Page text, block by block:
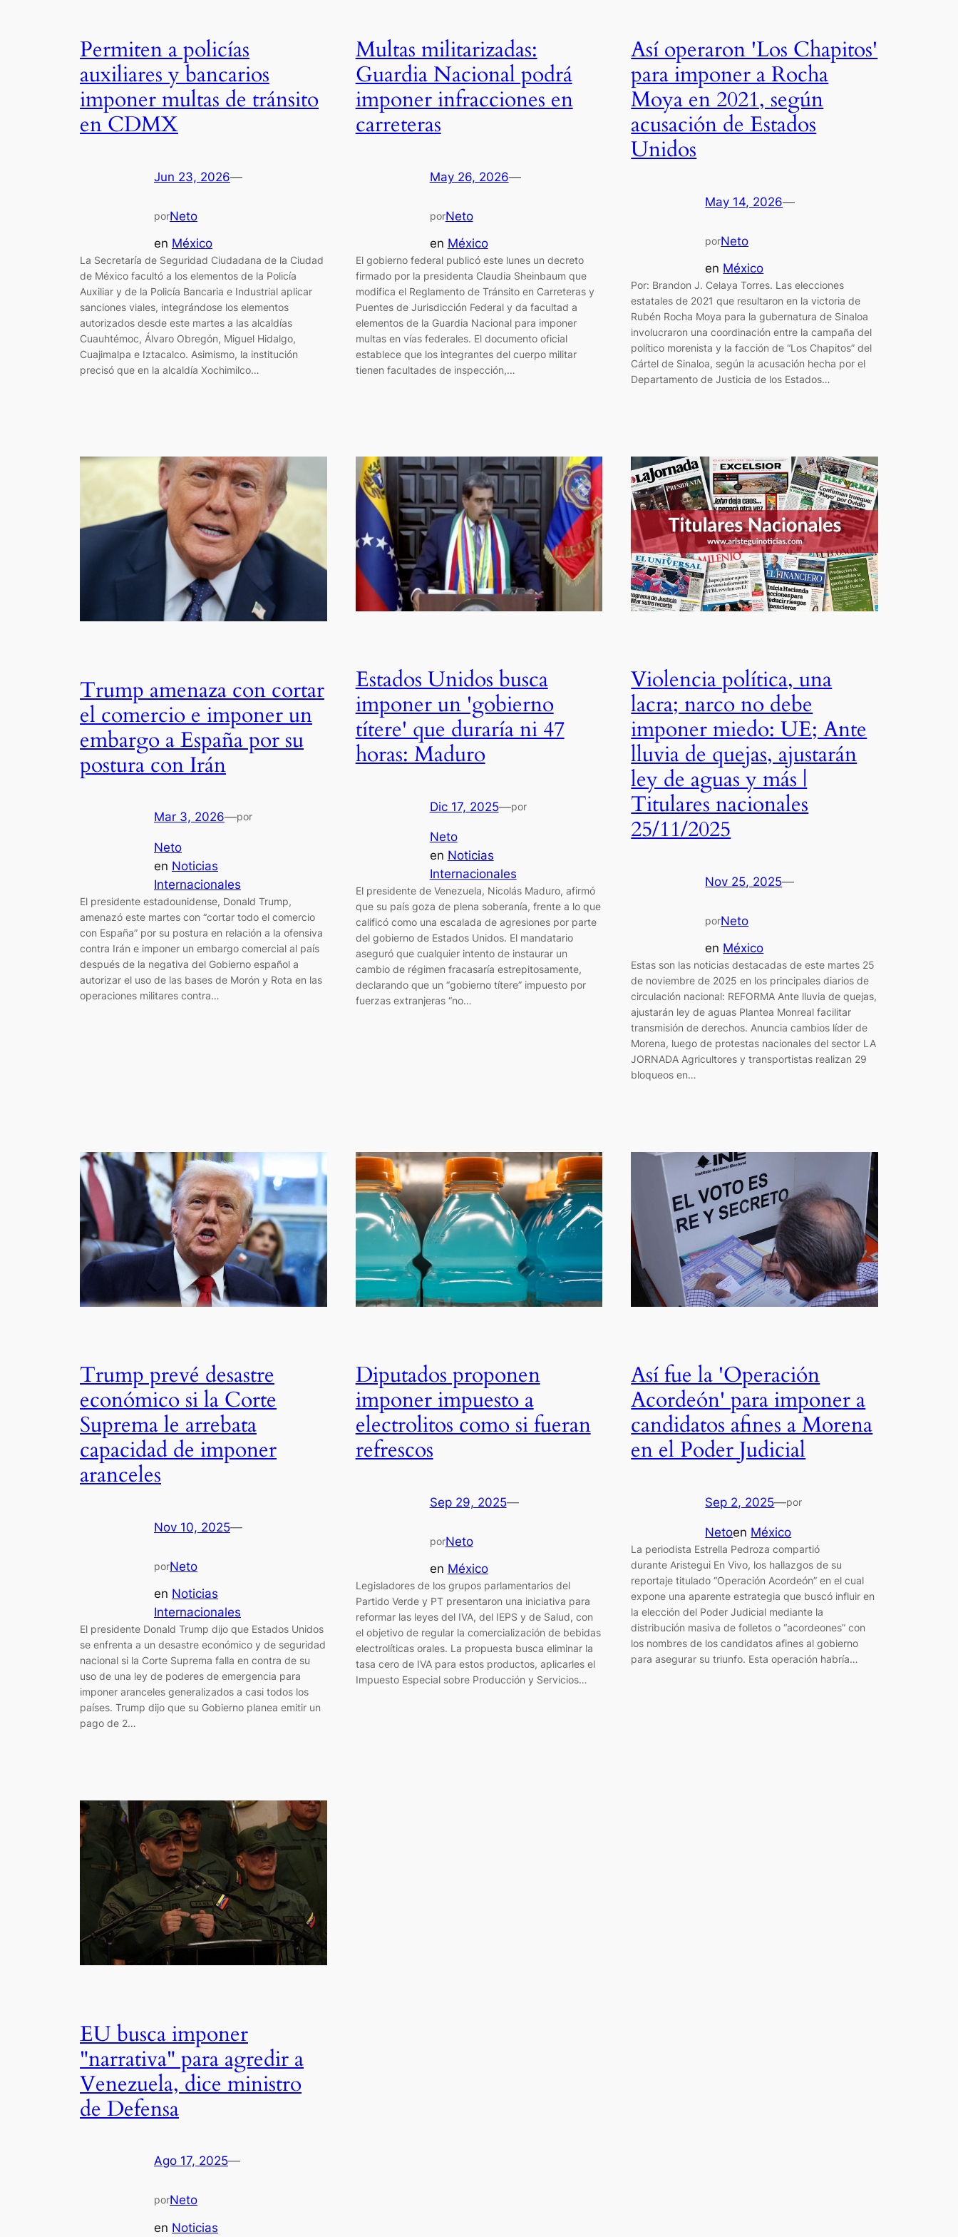
Permiten a policías
auxiliares y bancarios
imponer multas de tránsito
en CDMX
Jun 23, 2026—
porNeto
en México
La Secretaría de Seguridad Ciudadana de la Ciudad
de México facultó a los elementos de la Policía
Auxiliar y de la Policía Bancaria e Industrial aplicar
sanciones viales, integrándose los elementos
autorizados desde este martes a las alcaldías
Cuauhtémoc, Álvaro Obregón, Miguel Hidalgo,
Cuajimalpa e Iztacalco. Asimismo, la institución
precisó que en la alcaldía Xochimilco…
Multas militarizadas:
Guardia Nacional podrá
imponer infracciones en
carreteras
May 26, 2026—
porNeto
en México
El gobierno federal publicó este lunes un decreto
firmado por la presidenta Claudia Sheinbaum que
modifica el Reglamento de Tránsito en Carreteras y
Puentes de Jurisdicción Federal y da facultad a
elementos de la Guardia Nacional para imponer
multas en vías federales. El documento oficial
establece que los integrantes del cuerpo militar
tienen facultades de inspección,…
Así operaron 'Los Chapitos'
para imponer a Rocha
Moya en 2021, según
acusación de Estados
Unidos
May 14, 2026—
porNeto
en México
Por: Brandon J. Celaya Torres. Las elecciones
estatales de 2021 que resultaron en la victoria de
Rubén Rocha Moya para la gubernatura de Sinaloa
involucraron una coordinación entre la campaña del
político morenista y la facción de “Los Chapitos” del
Cártel de Sinaloa, según la acusación hecha por el
Departamento de Justicia de los Estados…
Trump amenaza con cortar
el comercio e imponer un
embargo a España por su
postura con Irán
Mar 3, 2026—por
Neto
en Noticias
Internacionales
El presidente estadounidense, Donald Trump,
amenazó este martes con “cortar todo el comercio
con España” por su postura en relación a la ofensiva
contra Irán e imponer un embargo comercial al país
después de la negativa del Gobierno español a
autorizar el uso de las bases de Morón y Rota en las
operaciones militares contra…
Estados Unidos busca
imponer un 'gobierno
títere' que duraría ni 47
horas: Maduro
Dic 17, 2025—por
Neto
en Noticias
Internacionales
El presidente de Venezuela, Nicolás Maduro, afirmó
que su país goza de plena soberanía, frente a lo que
calificó como una escalada de agresiones por parte
del gobierno de Estados Unidos. El mandatario
aseguró que cualquier intento de instaurar un
cambio de régimen fracasaría estrepitosamente,
declarando que un “gobierno títere” impuesto por
fuerzas extranjeras “no…
Violencia política, una
lacra; narco no debe
imponer miedo: UE; Ante
lluvia de quejas, ajustarán
ley de aguas y más |
Titulares nacionales
25/11/2025
Nov 25, 2025—
porNeto
en México
Estas son las noticias destacadas de este martes 25
de noviembre de 2025 en los principales diarios de
circulación nacional: REFORMA Ante lluvia de quejas,
ajustarán ley de aguas Plantea Monreal facilitar
transmisión de derechos. Anuncia cambios líder de
Morena, luego de protestas nacionales del sector LA
JORNADA Agricultores y transportistas realizan 29
bloqueos en…
Trump prevé desastre
económico si la Corte
Suprema le arrebata
capacidad de imponer
aranceles
Nov 10, 2025—
porNeto
en Noticias
Internacionales
El presidente Donald Trump dijo que Estados Unidos
se enfrenta a un desastre económico y de seguridad
nacional si la Corte Suprema falla en contra de su
uso de una ley de poderes de emergencia para
imponer aranceles generalizados a casi todos los
países. Trump dijo que su Gobierno planea emitir un
pago de 2…
Diputados proponen
imponer impuesto a
electrolitos como si fueran
refrescos
Sep 29, 2025—
porNeto
en México
Legisladores de los grupos parlamentarios del
Partido Verde y PT presentaron una iniciativa para
reformar las leyes del IVA, del IEPS y de Salud, con
el objetivo de regular la comercialización de bebidas
electrolíticas orales. La propuesta busca eliminar la
tasa cero de IVA para estos productos, aplicarles el
Impuesto Especial sobre Producción y Servicios…
Así fue la 'Operación
Acordeón' para imponer a
candidatos afines a Morena
en el Poder Judicial
Sep 2, 2025—por
Netoen México
La periodista Estrella Pedroza compartió
durante Aristegui En Vivo, los hallazgos de su
reportaje titulado “Operación Acordeón” en el cual
expone una aparente estrategia que buscó influir en
la elección del Poder Judicial mediante la
distribución masiva de folletos o “acordeones” con
los nombres de los candidatos afines al gobierno
para asegurar su triunfo. Esta operación habría…
EU busca imponer
"narrativa" para agredir a
Venezuela, dice ministro
de Defensa
Ago 17, 2025—
porNeto
en Noticias